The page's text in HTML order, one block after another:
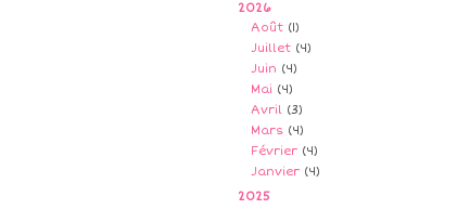
2026
Août (1)
Juillet (4)
Juin (4)
Mai (4)
Avril (3)
Mars (4)
Février (4)
Janvier (4)
2025